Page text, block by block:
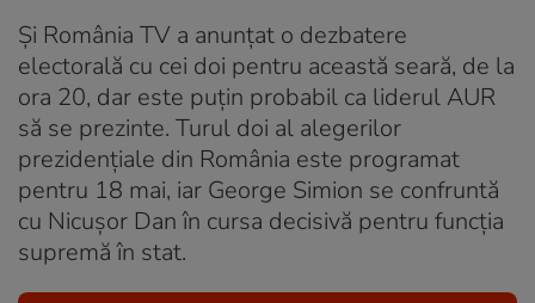
Și România TV a anunțat o dezbatere
electorală cu cei doi pentru această seară, de la
ora 20, dar este puțin probabil ca liderul AUR
să se prezinte. Turul doi al alegerilor
prezidențiale din România este programat
pentru 18 mai, iar George Simion se confruntă
cu Nicușor Dan în cursa decisivă pentru funcția
supremă în stat.